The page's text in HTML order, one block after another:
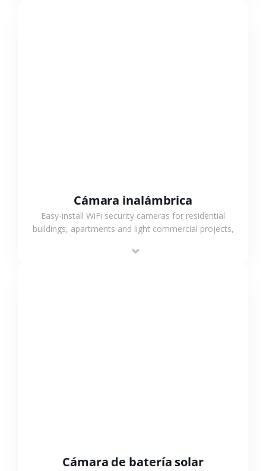
Cámara inalámbrica
Easy-install WiFi security cameras for residential
buildings, apartments and light commercial projects,
surveillance solutions.
Cámara de batería solar